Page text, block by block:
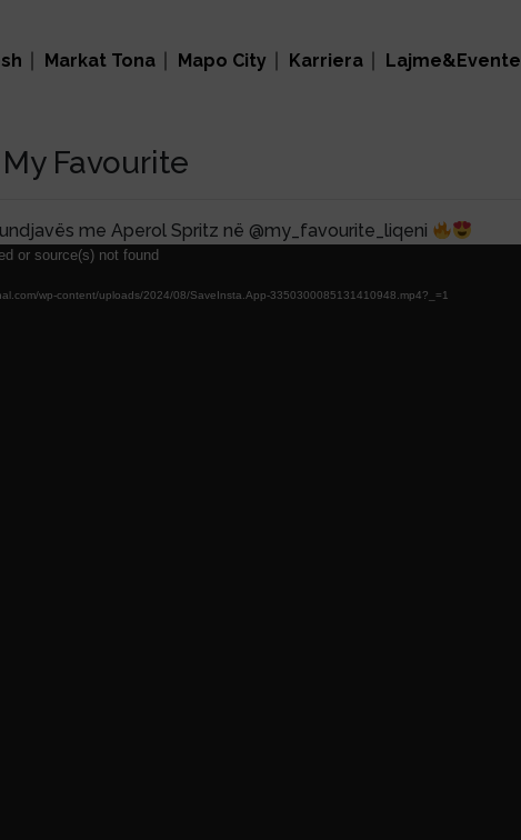
Markat Tona Mapo City Karriera Lajme&Evente
Favourite
me Aperol Spritz në @my_favourite_liqeni
or source(s) not found
wp-content/uploads/2024/08/SaveInsta.App-3350300085131410948.mp4?_=1